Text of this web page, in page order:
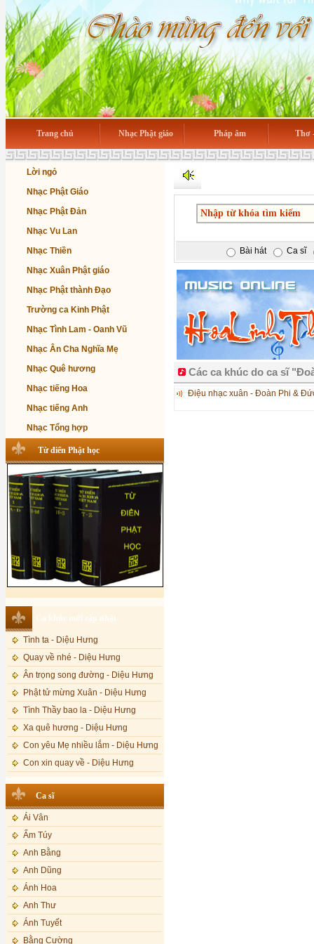
Trang chủ Nhạc Phật giáo Pháp âm Thơ
Lời ngỏ
Nhạc Phật Giáo
Nhạc Phật Đản
Nhạc Vu Lan
Nhạc Thiền
Nhạc Xuân Phật giáo
Nhạc Phật thành Đạo
Trường ca Kinh Phật
Nhạc Tình Lam - Oanh Vũ
Nhạc Ân Cha Nghĩa Mẹ
Nhạc Quê hương
Nhạc tiếng Hoa
Nhạc tiếng Anh
Nhạc Tổng hợp
Từ điển Phật học
Ca khúc mới cập nhật
Tình ta - Diệu Hưng
Quay về nhé - Diệu Hưng
Ân trọng song đường - Diệu Hưng
Phật tử mừng Xuân - Diệu Hưng
Tình Thầy bao la - Diệu Hưng
Xa quê hương - Diệu Hưng
Con yêu Mẹ nhiều lắm - Diệu Hưng
Con xin quay về - Diệu Hưng
Nếu xa Phật - Diệu Hưng
Tình Lam - Kim Khánh & Hoàng
Vĩnh
Xin cho con niềm tin - Kim Linh
Quán Âm Mẹ hiền - Kim Linh
Nhạc niệm Nam Mô A Di Đà Phật -
Kim Linh
Mẹ Từ Bi - Kim Linh
12 Lời nguyện của Bồ tát Quán Thế
Âm - Kim Linh
Ca sĩ
Ái Vân
Ẩm Túy
Anh Bằng
Anh Dũng
Ánh Hoa
Anh Thư
Ánh Tuyết
Bằng Cường
Bài hát Ca sĩ
Các ca khúc do ca sĩ
Điệu nhạc xuân - Đoàn Phi &